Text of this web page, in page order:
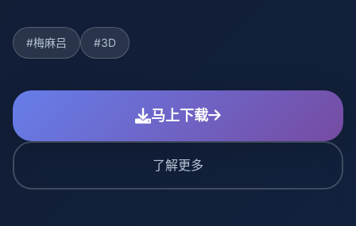
#梅麻吕 #3D
马上下载
了解更多